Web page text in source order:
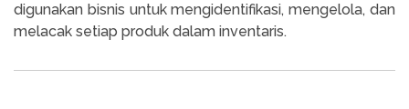
digunakan bisnis untuk mengidentifikasi, mengelola, dan
melacak setiap produk dalam inventaris.